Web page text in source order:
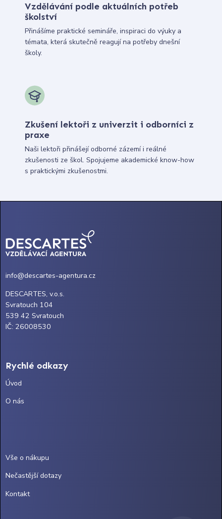
Vzdělávání podle aktuálních potřeb
školství
Přinášíme praktické semináře, inspiraci do výuky a
témata, která skutečně reagují na potřeby dnešní
školy.
Zkušení lektoři z univerzit i odborníci z
praxe
Naši lektoři přinášejí odborné zázemí i reálné
zkušenosti ze škol. Spojujeme akademické know-how
s praktickými zkušenostmi.
info@descartes-agentura.cz
DESCARTES, v.o.s.
Svratouch 104
539 42 Svratouch
IČ: 26008530
Rychlé odkazy
Úvod
O nás
Vše o nákupu
Nečastější dotazy
Kontakt